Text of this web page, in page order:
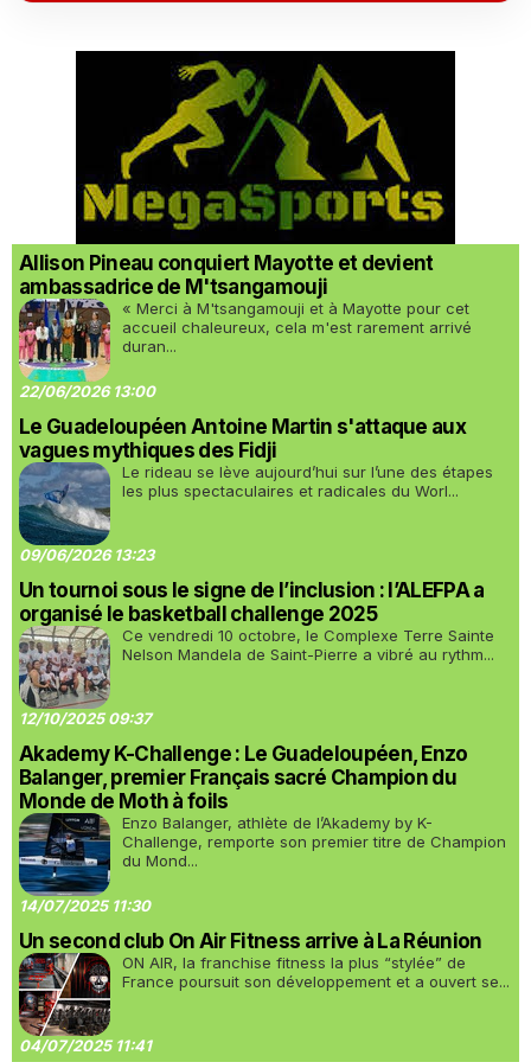
Allison Pineau conquiert Mayotte et devient
ambassadrice de M'tsangamouji
« Merci à M'tsangamouji et à Mayotte pour cet
accueil chaleureux, cela m'est rarement arrivé
duran...
22/06/2026 13:00
Le Guadeloupéen Antoine Martin s'attaque aux
vagues mythiques des Fidji
Le rideau se lève aujourd’hui sur l’une des étapes
les plus spectaculaires et radicales du Worl...
09/06/2026 13:23
Un tournoi sous le signe de l’inclusion : l’ALEFPA a
organisé le basketball challenge 2025
Ce vendredi 10 octobre, le Complexe Terre Sainte
Nelson Mandela de Saint-Pierre a vibré au rythm...
12/10/2025 09:37
Akademy K-Challenge : Le Guadeloupéen, Enzo
Balanger, premier Français sacré Champion du
Monde de Moth à foils
Enzo Balanger, athlète de l’Akademy by K-
Challenge, remporte son premier titre de Champion
du Mond...
14/07/2025 11:30
Un second club On Air Fitness arrive à La Réunion
ON AIR, la franchise fitness la plus “stylée” de
France poursuit son développement et a ouvert se...
04/07/2025 11:41